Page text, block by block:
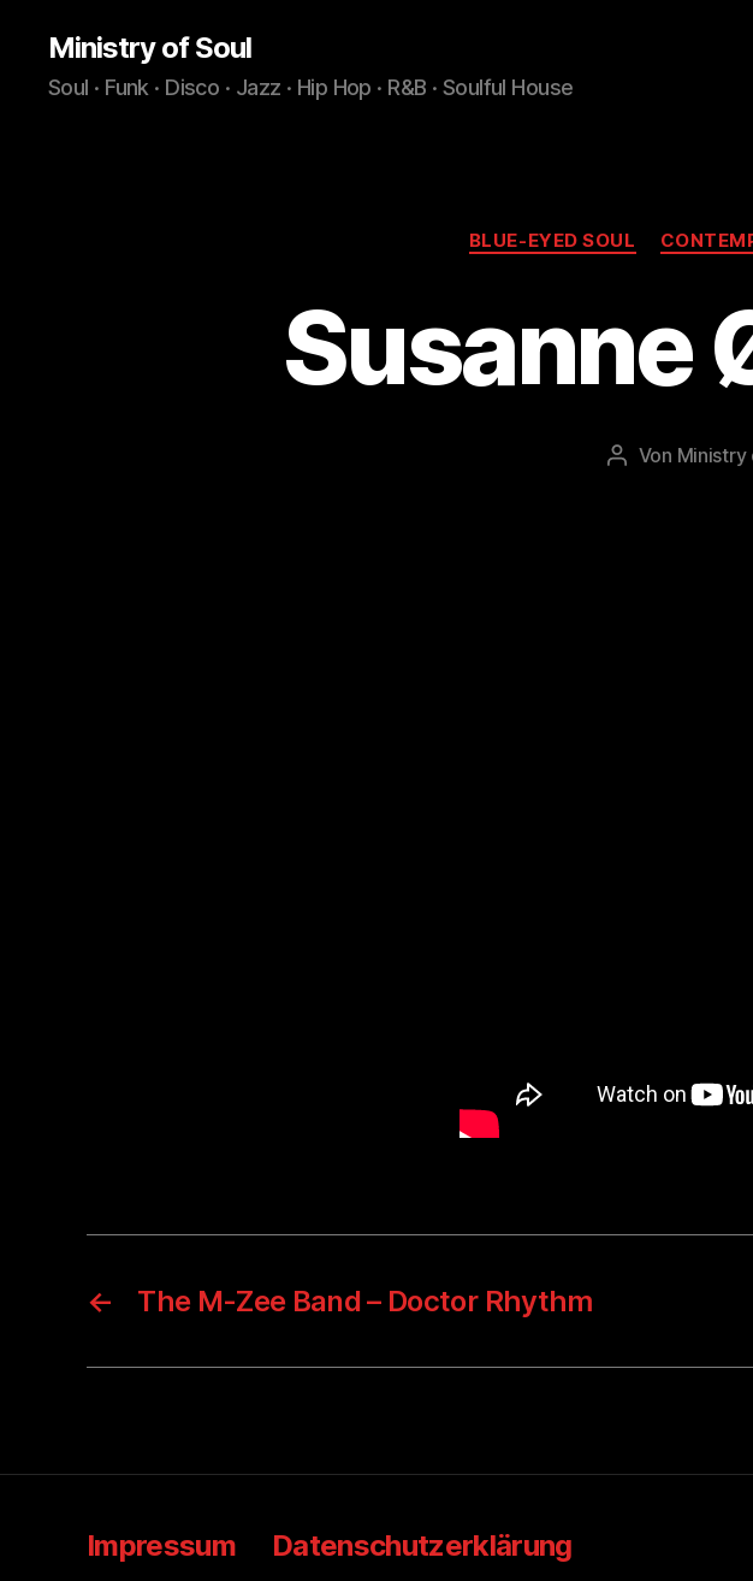
Ministry of Soul
Soul · Funk · Disco · Jazz · Hip Hop · R&B · Soulful House
BLUE-EYED SOUL
Susanne
Beitragsautor
Von Ministry
← The M-Zee Band – Doctor Rhythm
Impressum Datenschutzerklärung